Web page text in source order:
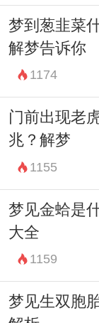
牙齿断裂的
虑，但它也
心深处的机
心理健康，
因此，当我
不妨停下来
和生活压力
到更多关于
解梦牙齿断
的一面镜子
和改善自我
梦到葱韭菜
解梦告诉你
1174
门前出现老
兆？解梦
1155
梦见金蛤是
大全
1159
梦见生双胞